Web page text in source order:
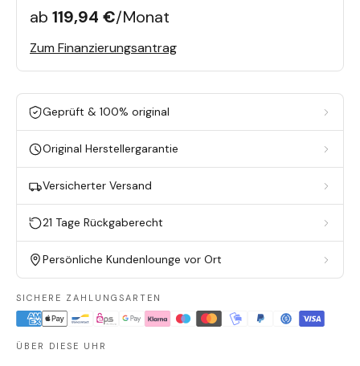
ab 119,94 €/Monat
Zum Finanzierungsantrag
Geprüft & 100% original
Original Herstellergarantie
Versicherter Versand
21 Tage Rückgaberecht
Persönliche Kundenlounge vor Ort
SICHERE ZAHLUNGSARTEN
ÜBER DIESE UHR